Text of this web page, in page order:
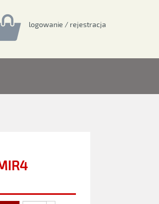
logowanie / rejestracja